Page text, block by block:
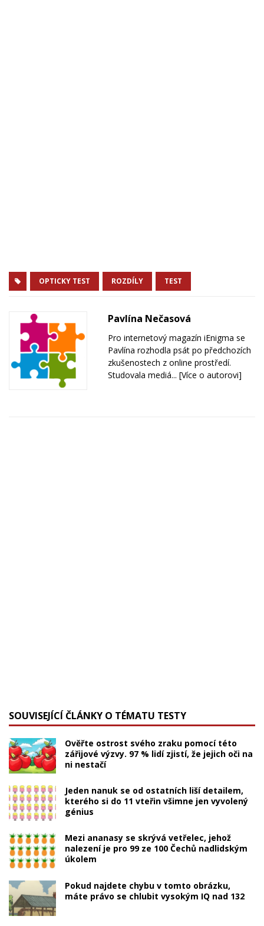
OPTICKY TEST ROZDÍLY TEST
Pavlína Nečasová
Pro internetový magazín iEnigma se
Pavlína rozhodla psát po předchozích
zkušenostech z online prostředí.
Studovala mediá... [Více o autorovi]
SOUVISEJÍCÍ ČLÁNKY O TÉMATU TESTY
Ověřte ostrost svého zraku pomocí této
zářijové výzvy. 97 % lidí zjistí, že jejich oči na
ni nestačí
Jeden nanuk se od ostatních liší detailem,
kterého si do 11 vteřin všimne jen vyvolený
génius
Mezi ananasy se skrývá vetřelec, jehož
nalezení je pro 99 ze 100 Čechů nadlidským
úkolem
Pokud najdete chybu v tomto obrázku,
máte právo se chlubit vysokým IQ nad 132